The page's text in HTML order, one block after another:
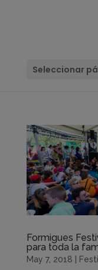
Seleccionar
Formigues
para toda la
May 7, 2018